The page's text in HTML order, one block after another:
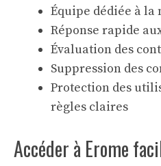
Équipe dédiée à
Réponse rapide
Évaluation des
Suppression des
Protection des
règles claires
Accéder à Erome